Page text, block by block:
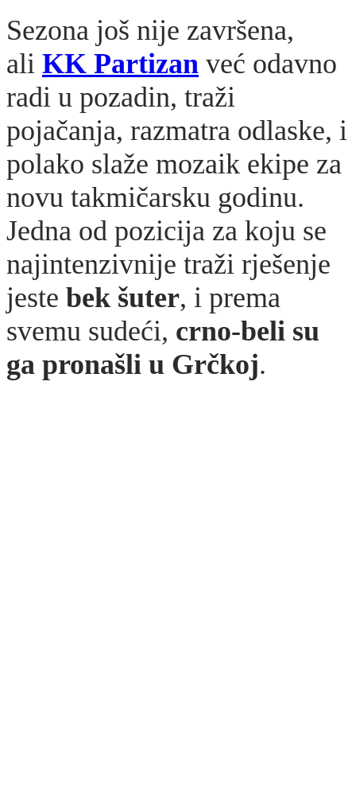
Sezona još nije završena,
ali KK Partizan već odavno
radi u pozadin, traži
pojačanja, razmatra odlaske, i
polako slaže mozaik ekipe za
novu takmičarsku godinu.
Jedna od pozicija za koju se
najintenzivnije traži rješenje
jeste bek šuter, i prema
svemu sudeći, crno-beli su
ga pronašli u Grčkoj.